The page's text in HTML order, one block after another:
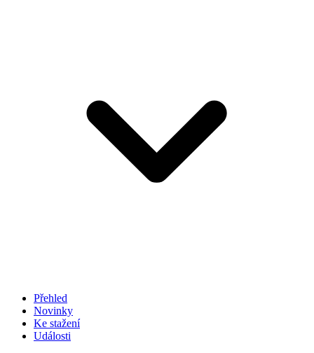
Přehled
Novinky
Ke stažení
Události